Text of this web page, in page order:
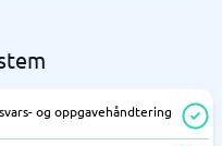
og oppgavehåndtering